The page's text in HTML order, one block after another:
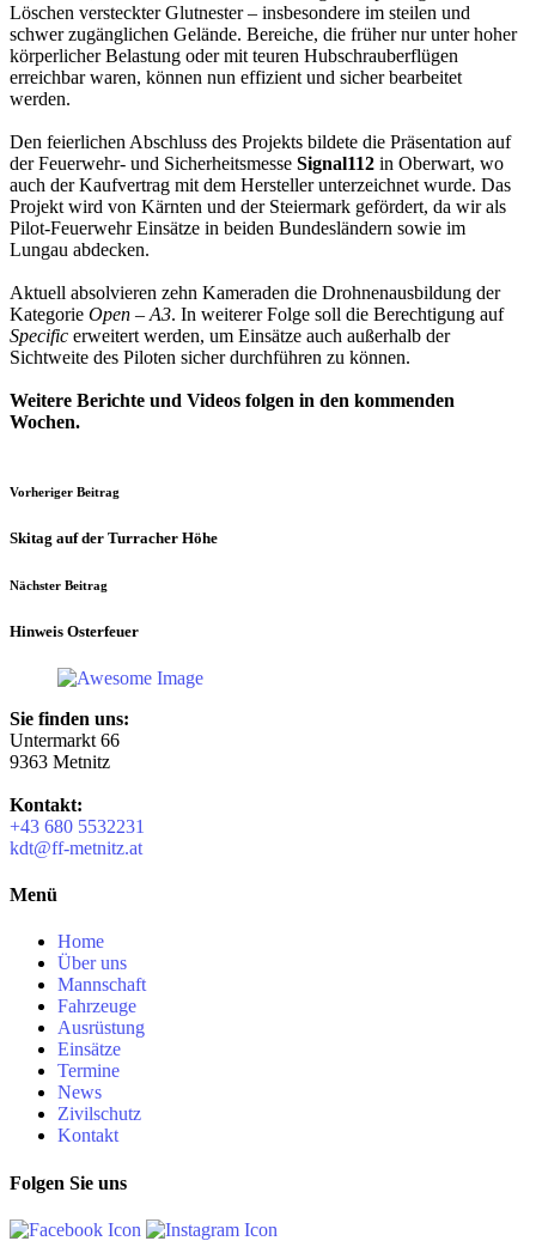
Löschen versteckter Glutnester – insbesondere im steilen und
schwer zugänglichen Gelände. Bereiche, die früher nur unter hoher
körperlicher Belastung oder mit teuren Hubschrauberflügen
erreichbar waren, können nun effizient und sicher bearbeitet
werden.
Den feierlichen Abschluss des Projekts bildete die Präsentation auf
der Feuerwehr- und Sicherheitsmesse Signal112 in Oberwart, wo
auch der Kaufvertrag mit dem Hersteller unterzeichnet wurde. Das
Projekt wird von Kärnten und der Steiermark gefördert, da wir als
Pilot-Feuerwehr Einsätze in beiden Bundesländern sowie im
Lungau abdecken.
Aktuell absolvieren zehn Kameraden die Drohnenausbildung der
Kategorie Open – A3. In weiterer Folge soll die Berechtigung auf
Specific erweitert werden, um Einsätze auch außerhalb der
Sichtweite des Piloten sicher durchführen zu können.
Weitere Berichte und Videos folgen in den kommenden
Wochen.
Vorheriger Beitrag
Skitag auf der Turracher Höhe
Nächster Beitrag
Hinweis Osterfeuer
Sie finden uns:
Untermarkt 66
9363 Metnitz
Kontakt:
+43 680 5532231
kdt@ff-metnitz.at
Menü
Home
Über uns
Mannschaft
Fahrzeuge
Ausrüstung
Einsätze
Termine
News
Zivilschutz
Kontakt
Folgen Sie uns